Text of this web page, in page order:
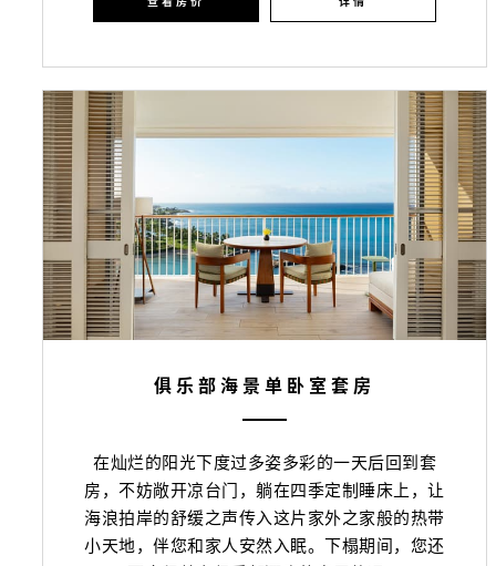
俱乐部海景单卧室套房
在灿烂的阳光下度过多姿多彩的一天后回到套
房，不妨敞开凉台门，躺在四季定制睡床上，让
海浪拍岸的舒缓之声传入这片家外之家般的热带
小天地，伴您和家人安然入眠。下榻期间，您还